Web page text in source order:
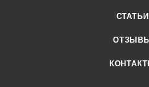
СТАТЬИ
ОТЗЫВЫ